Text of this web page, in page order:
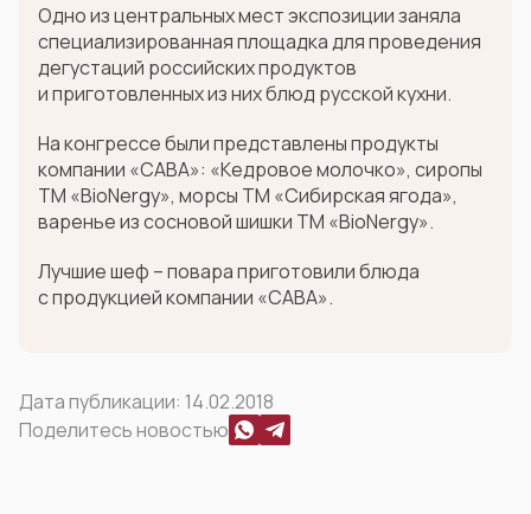
Одно из центральных мест экспозиции заняла
специализированная площадка для проведения
дегустаций российских продуктов
и приготовленных из них блюд русской кухни.
На конгрессе были представлены продукты
компании «САВА»: «Кедровое молочко», сиропы
ТМ «BioNergy», морсы ТМ «Сибирская ягода»,
варенье из сосновой шишки ТМ «BioNergy».
Лучшие шеф – повара приготовили блюда
с продукцией компании «САВА».
Дата публикации: 14.02.2018
Поделитесь новостью